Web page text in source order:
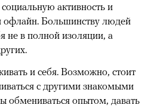
активность и
офлайн. Большинству людей
не в полной изоляции, а
и себя. Возможно, стоит
с другими знакомыми
обмениваться опытом, давать